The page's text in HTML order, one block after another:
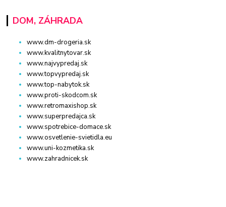
DOM, ZÁHRADA
www.dm-drogeria.sk
www.kvalitnytovar.sk
www.najvypredaj.sk
www.topvypredaj.sk
www.top-nabytok.sk
www.proti-skodcom.sk
www.retromaxishop.sk
www.superpredajca.sk
www.spotrebice-domace.sk
www.osvetlenie-svietidla.eu
www.uni-kozmetika.sk
www.zahradnicek.sk